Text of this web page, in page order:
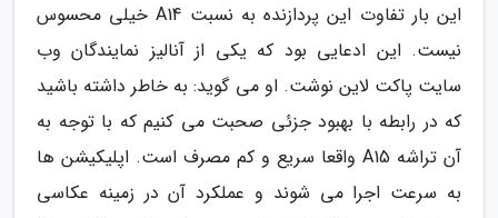
این بار تفاوت این پردازنده به نسبت A14 خیلی محسوس
نیست. این ادعایی بود که یکی از آنالیز نمایندگان وب
سایت پاکت لاین نوشت. او می گوید: به خاطر داشته باشید
که در رابطه با بهبود جزئی صحبت می کنیم که با توجه به
آن تراشه A15 واقعا سریع و کم مصرف است. اپلیکیشن ها
به سرعت اجرا می شوند و عملکرد آن در زمینه عکاسی